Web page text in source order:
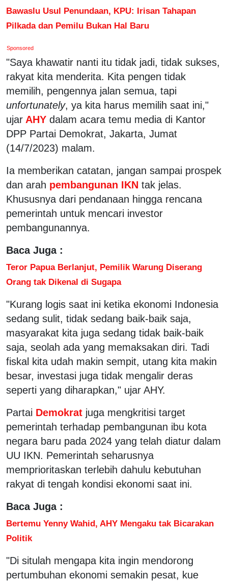
Bawaslu Usul Penundaan, KPU: Irisan Tahapan
Pilkada dan Pemilu Bukan Hal Baru
Sponsored
"Saya khawatir nanti itu tidak jadi, tidak sukses,
rakyat kita menderita. Kita pengen tidak
memilih, pengennya jalan semua, tapi
unfortunately, ya kita harus memilih saat ini,"
ujar AHY dalam acara temu media di Kantor
DPP Partai Demokrat, Jakarta, Jumat
(14/7/2023) malam.
Ia memberikan catatan, jangan sampai prospek
dan arah pembangunan IKN tak jelas.
Khususnya dari pendanaan hingga rencana
pemerintah untuk mencari investor
pembangunannya.
Baca Juga :
Teror Papua Berlanjut, Pemilik Warung Diserang
Orang tak Dikenal di Sugapa
"Kurang logis saat ini ketika ekonomi Indonesia
sedang sulit, tidak sedang baik-baik saja,
masyarakat kita juga sedang tidak baik-baik
saja, seolah ada yang memaksakan diri. Tadi
fiskal kita udah makin sempit, utang kita makin
besar, investasi juga tidak mengalir deras
seperti yang diharapkan," ujar AHY.
Partai Demokrat juga mengkritisi target
pemerintah terhadap pembangunan ibu kota
negara baru pada 2024 yang telah diatur dalam
UU IKN. Pemerintah seharusnya
memprioritaskan terlebih dahulu kebutuhan
rakyat di tengah kondisi ekonomi saat ini.
Baca Juga :
Bertemu Yenny Wahid, AHY Mengaku tak Bicarakan
Politik
"Di situlah mengapa kita ingin mendorong
pertumbuhan ekonomi semakin pesat, kue